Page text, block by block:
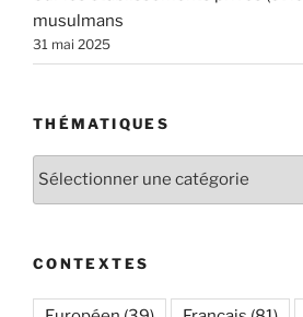
musulmans
31 mai 2025
THÉMATIQUES
Thématiques
CONTEXTES